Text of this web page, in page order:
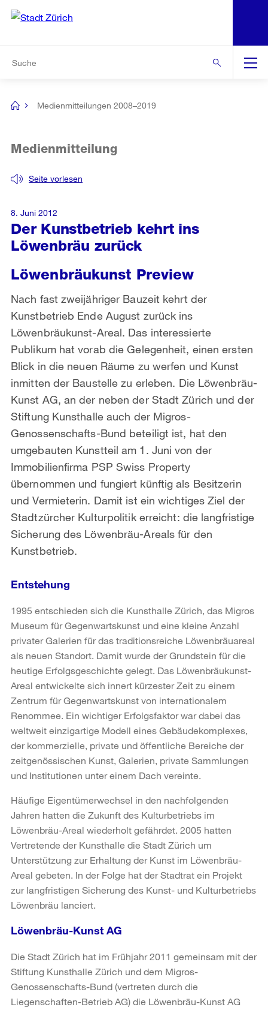
Navigation
[no
Medienmitteilungen 2008–2019
Der Kunstbetrieb kehrt ins
Löwenbräu zurück
Seite vorlesen
Medienmitteilung
Löwenbräukunst Preview
Nach fast zweijähriger Bauzeit kehrt der
Kunstbetrieb Ende August zurück ins
Löwenbräukunst-Areal. Das interessierte
Publikum hat vorab die Gelegenheit, einen ersten
Blick in die neuen Räume zu werfen und Kunst
inmitten der Baustelle zu erleben. Die Löwenbräu-
Kunst AG, an der neben der Stadt Zürich und der
Stiftung Kunsthalle auch der Migros-
Genossenschafts-Bund beteiligt ist, hat den
umgebauten Kunstteil am 1. Juni von der
Immobilienfirma PSP Swiss Property
übernommen und fungiert künftig als Besitzerin
und Vermieterin. Damit ist ein wichtiges Ziel der
Stadtzürcher Kulturpolitik erreicht: die langfristige
Sicherung des Löwenbräu-Areals für den
Kunstbetrieb.
8. Juni 2012
Entstehung
1995 entschieden sich die Kunsthalle Zürich, das Migros
Museum für Gegenwartskunst und eine kleine Anzahl
privater Galerien für das traditionsreiche Löwenbräuareal
als neuen Standort. Damit wurde der Grundstein für die
heutige Erfolgsgeschichte gelegt. Das Löwenbräukunst-
Areal entwickelte sich innert kürzester Zeit zu einem
Zentrum für Gegenwartskunst von internationalem
Renommee. Ein wichtiger Erfolgsfaktor war dabei das
weltweit einzigartige Modell eines Gebäudekomplexes,
der kommerzielle, private und öffentliche Bereiche der
zeitgenössischen Kunst, Galerien, private Sammlungen
und Institutionen unter einem Dach vereinte.
Häufige Eigentümerwechsel in den nachfolgenden
Jahren hatten die Zukunft des Kulturbetriebs im
Löwenbräu-Areal wiederholt gefährdet. 2005 hatten
Vertretende der Kunsthalle die Stadt Zürich um
Unterstützung zur Erhaltung der Kunst im Löwenbräu-
Areal gebeten. In der Folge hat der Stadtrat ein Projekt
zur langfristigen Sicherung des Kunst- und Kulturbetriebs
Löwenbräu lanciert.
Löwenbräu-Kunst AG
Die Stadt Zürich hat im Frühjahr 2011 gemeinsam mit der
Stiftung Kunsthalle Zürich und dem Migros-
Genossenschafts-Bund (vertreten durch die
Liegenschaften-Betrieb AG) die Löwenbräu-Kunst AG